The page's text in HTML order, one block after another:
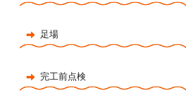
足場
完工前点検